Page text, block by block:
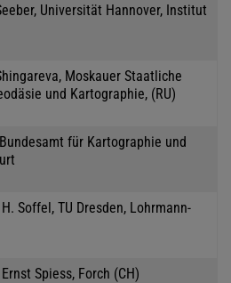
Universität Hannover, Institut
Moskauer Staatliche
und Kartographie, (RU)
für Kartographie und
Soffel, TU Dresden, Lohrmann-
Spiess, Forch (CH)